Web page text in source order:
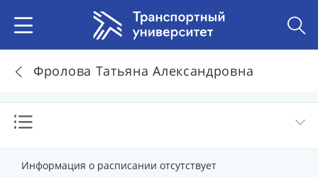
Фролова Татьяна Александровна
Информация о расписании отсутствует